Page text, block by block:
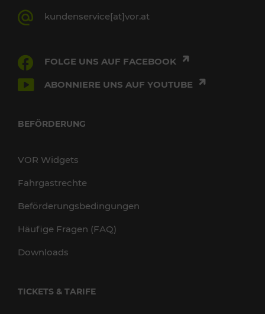
kundenservice[at]vor.at
FOLGE UNS AUF FACEBOOK
ABONNIERE UNS AUF YOUTUBE
BEFÖRDERUNG
VOR Widgets
Fahrgastrechte
Beförderungsbedingungen
Häufige Fragen (FAQ)
Downloads
TICKETS & TARIFE